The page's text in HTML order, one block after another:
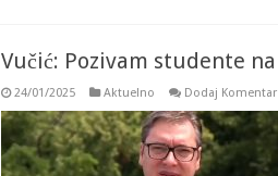
Vučić: Pozivam studente
24/01/2025 Aktuelno Dodaj Komentar